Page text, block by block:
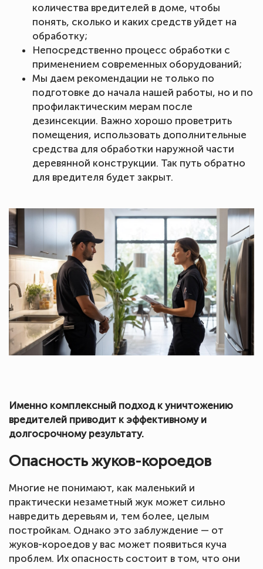
количества вредителей в доме, чтобы
понять, сколько и каких средств уйдет на
обработку;
Непосредственно процесс обработки с
применением современных оборудований;
Мы даем рекомендации не только по
подготовке до начала нашей работы, но и по
профилактическим мерам после
дезинсекции. Важно хорошо проветрить
помещения, использовать дополнительные
средства для обработки наружной части
деревянной конструкции. Так путь обратно
для вредителя будет закрыт.
Именно комплексный подход к уничтожению
вредителей приводит к эффективному и
долгосрочному результату.
Опасность жуков-короедов
Многие не понимают, как маленький и
практически незаметный жук может сильно
навредить деревьям и, тем более, целым
постройкам. Однако это заблуждение — от
жуков-короедов у вас может появиться куча
проблем. Их опасность состоит в том, что они